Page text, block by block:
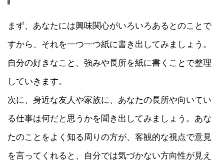
まず、あなたには興味関心がいろいろあるとのことで
すから、それを一つ一つ紙に書き出してみましょう。
自分の好きなこと、強みや長所を紙に書くことで整理
していきます。
次に、身近な友人や家族に、あなたの長所や向いてい
る仕事は何だと思うかを聞き出してみましょう。あな
たのことをよく知る周りの方が、客観的な視点で意見
を言ってくれると、自分では気づかない方向性が見え